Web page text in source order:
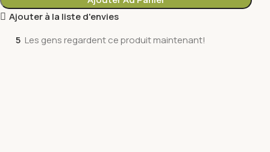
Ajouter à la liste d'envies
5 Les gens regardent ce produit maintenant!